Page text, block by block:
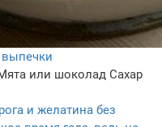
выпечки
или шоколад Сахар
и желатина без